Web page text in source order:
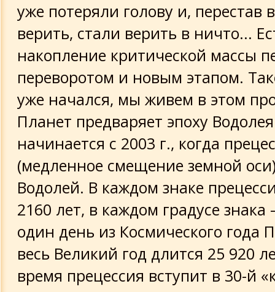
уже потеряли голову и, перестав
верить, стали верить в ничто...
накопление критической массы
переворотом и новым этапом.
уже начался, мы живем в этом
Планет предваряет эпоху
начинается с 2003 г., когда
(медленное смещение земной
Водолей. В каждом знаке
2160 лет, в каждом градусе
один день из Космического года
весь Великий год длится 25 920
время прецессия вступит в 30-й